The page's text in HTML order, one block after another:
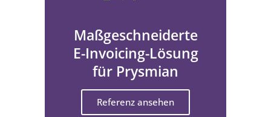
Maßgeschneiderte
E-Invoicing-Lösung
für Prysmian
Referenz ansehen